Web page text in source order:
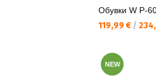
Обувки W P-
Текуща цена:
119,99 € /
NEW